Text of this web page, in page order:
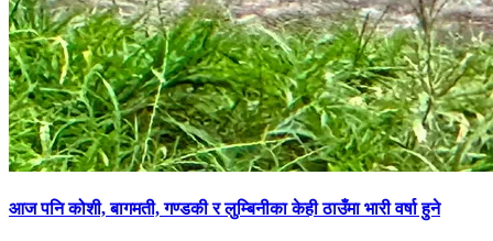
आज पनि कोशी, बागमती, गण्डकी र लुम्बिनीका केही ठाउँमा भारी वर्षा हुने